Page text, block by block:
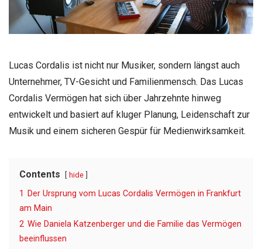
Lucas Cordalis ist nicht nur Musiker, sondern längst auch
Unternehmer, TV-Gesicht und Familienmensch. Das Lucas
Cordalis Vermögen hat sich über Jahrzehnte hinweg
entwickelt und basiert auf kluger Planung, Leidenschaft zur
Musik und einem sicheren Gespür für Medienwirksamkeit.
Contents hide
1
Der Ursprung vom Lucas Cordalis Vermögen in Frankfurt
am Main
2 Wie Daniela Katzenberger und die Familie das Vermögen
beeinflussen